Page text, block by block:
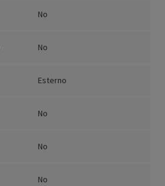
No
No
Esterno
No
No
No